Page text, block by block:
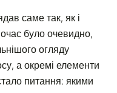
саме так, як і
було очевидно,
огляду
а окремі елементи
питання: якими